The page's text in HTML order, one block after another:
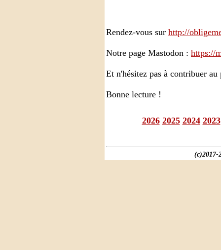
Rendez-vous sur http://
Notre page Mastodon : https://
Et n'hésitez pas à contribuer
Bonne lecture !
2026 2025 2024 2023
(c)2017-